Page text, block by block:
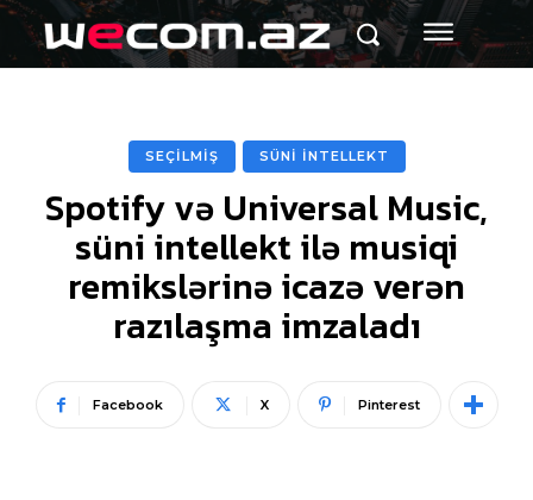
SEÇİLMİŞ SÜNİ İNTELLEKT
Spotify və Universal Music,
süni intellekt ilə musiqi
remikslərinə icazə verən
razılaşma imzaladı
Facebook X Pinterest